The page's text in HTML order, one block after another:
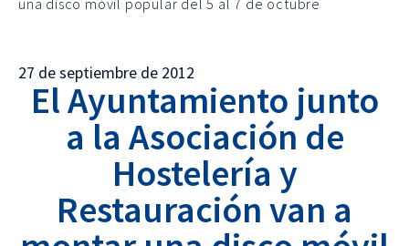
una disco móvil popular del 5 al 7 de octubre
27 de septiembre de 2012
El Ayuntamiento junto
a la Asociación de
Hostelería y
Restauración van a